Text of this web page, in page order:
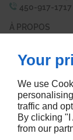
450-917-1717
À PROPOS
Nous Contacter
SUIVEZ-NOUS :
Your
We use
traffic and
By clicking
from our